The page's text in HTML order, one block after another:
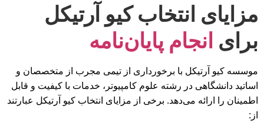
مزایای انتخاب کیو آرتیکل
برای انجام پایان‌نامه
موسسه کیو آرتیکل با برخورداری از تیمی مجرب از متخصصان و
اساتید دانشگاهی در رشته علوم کامپیوتر، خدمات با کیفیت و قابل
اطمینان را ارائه می‌دهد. برخی از مزایای انتخاب کیو آرتیکل عبارتند
از: